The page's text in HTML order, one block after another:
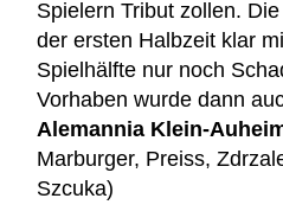
Spielern Tribut zollen.
der ersten Halbzeit klar
Spielhälfte nur noch
Vorhaben wurde dann
Alemannia Klein-
Marburger, Preiss,
Szcuka)